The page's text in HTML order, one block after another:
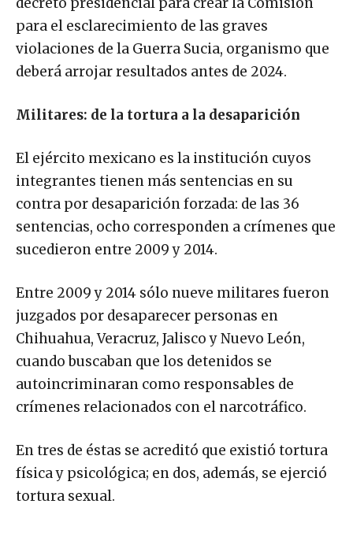
para el esclarecimiento de las graves
violaciones de la Guerra Sucia, organismo que
deberá arrojar resultados antes de 2024.
Militares: de la tortura a la desaparición
El ejército mexicano es la institución cuyos
integrantes tienen más sentencias en su
contra por desaparición forzada: de las 36
sentencias, ocho corresponden a crímenes que
sucedieron entre 2009 y 2014.
Entre 2009 y 2014 sólo nueve militares fueron
juzgados por desaparecer personas en
Chihuahua, Veracruz, Jalisco y Nuevo León,
cuando buscaban que los detenidos se
autoincriminaran como responsables de
crímenes relacionados con el narcotráfico.
En tres de éstas se acreditó que existió tortura
física y psicológica; en dos, además, se ejerció
tortura sexual.